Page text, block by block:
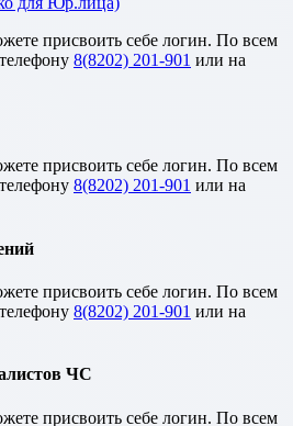
присвоить себе логин. По всем
8(8202) 201-901 или на
присвоить себе логин. По всем
8(8202) 201-901 или на
присвоить себе логин. По всем
8(8202) 201-901 или на
ЧС
присвоить себе логин. По всем